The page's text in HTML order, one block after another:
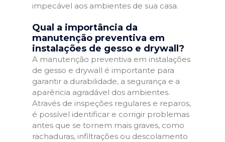
impecável aos ambientes de sua casa.
Qual a importância da
manutenção preventiva em
instalações de gesso e drywall?
A manutenção preventiva em instalações
de gesso e drywall é importante para
garantir a durabilidade, a segurança e a
aparência agradável dos ambientes.
Através de inspeções regulares e reparos,
é possível identificar e corrigir problemas
antes que se tornem mais graves, como
rachaduras, infiltrações ou descolamento